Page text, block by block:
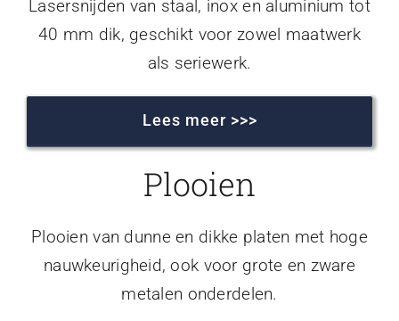
Lasersnijden van staal, inox en aluminium tot
40 mm dik, geschikt voor zowel maatwerk
als seriewerk.
Lees meer >>>
Plooien
Plooien van dunne en dikke platen met hoge
nauwkeurigheid, ook voor grote en zware
metalen onderdelen.